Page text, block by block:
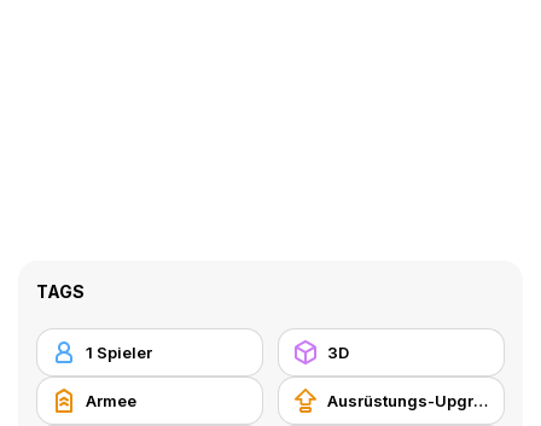
TAGS
1 Spieler 3D
Armee Ausrüstungs-Upgrade kaufen